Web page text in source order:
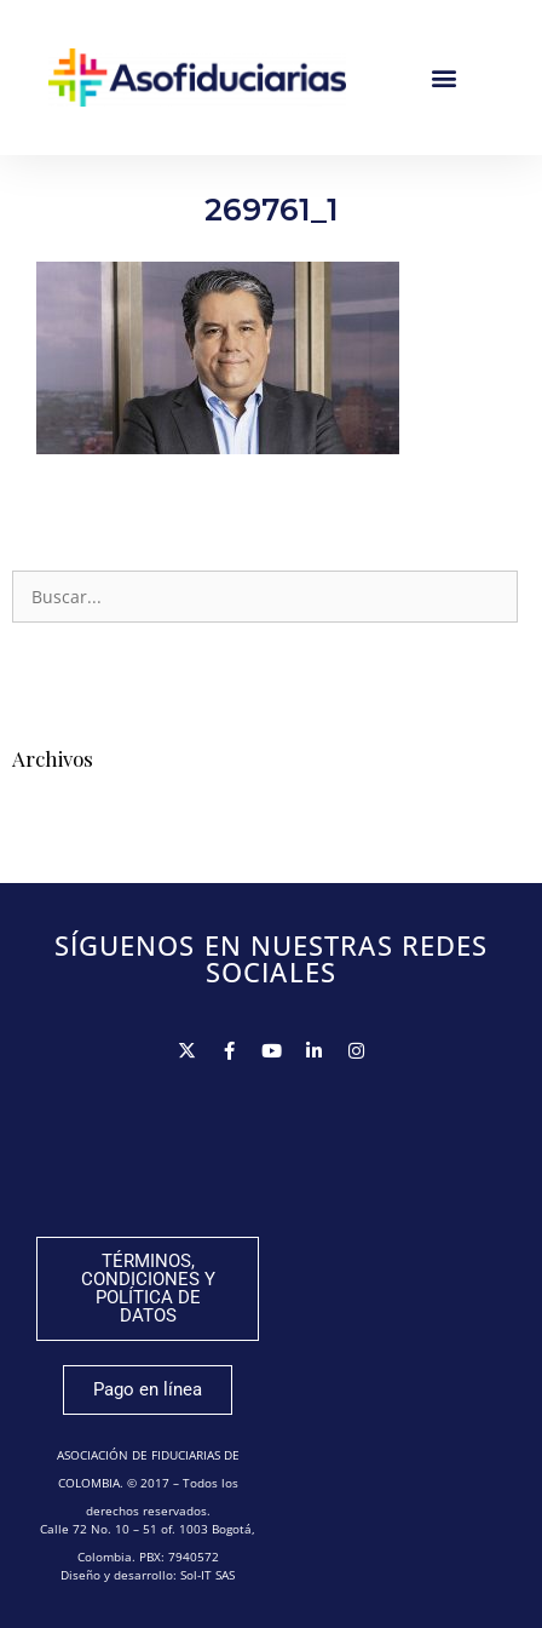
269761_1
Archivos
SÍGUENOS EN NUESTRAS REDES
SOCIALES
TÉRMINOS,
CONDICIONES Y
POLÍTICA DE
DATOS
Pago en línea
ASOCIACIÓN DE FIDUCIARIAS DE
COLOMBIA. © 2017 – Todos los
derechos reservados.
Calle 72 No. 10 – 51 of. 1003 Bogotá,
Colombia. PBX: 7940572
Diseño y desarrollo: Sol-IT SAS